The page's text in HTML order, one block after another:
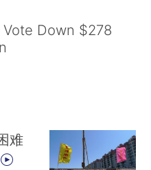
Down $278
难